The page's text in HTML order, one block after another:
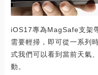
iOS17專為MagSafe支架
需要輕掃，即可從一系列
式我們可以看到當前天氣
動。